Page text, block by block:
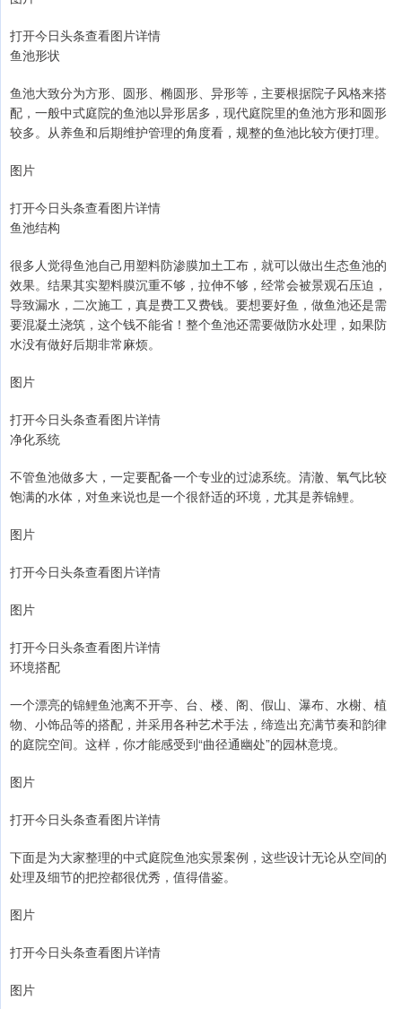
打开今日头条查看图片详情
鱼池形状
鱼池大致分为方形、圆形、椭圆形、异形等，主要根据院子风格来搭
配，一般中式庭院的鱼池以异形居多，现代庭院里的鱼池方形和圆形
较多。从养鱼和后期维护管理的角度看，规整的鱼池比较方便打理。
图片
打开今日头条查看图片详情
鱼池结构
很多人觉得鱼池自己用塑料防渗膜加土工布，就可以做出生态鱼池的
效果。结果其实塑料膜沉重不够，拉伸不够，经常会被景观石压迫，
导致漏水，二次施工，真是费工又费钱。要想要好鱼，做鱼池还是需
要混凝土浇筑，这个钱不能省！整个鱼池还需要做防水处理，如果防
水没有做好后期非常麻烦。
图片
打开今日头条查看图片详情
净化系统
不管鱼池做多大，一定要配备一个专业的过滤系统。清澈、氧气比较
饱满的水体，对鱼来说也是一个很舒适的环境，尤其是养锦鲤。
图片
打开今日头条查看图片详情
图片
打开今日头条查看图片详情
环境搭配
一个漂亮的锦鲤鱼池离不开亭、台、楼、阁、假山、瀑布、水榭、植
物、小饰品等的搭配，并采用各种艺术手法，缔造出充满节奏和韵律
的庭院空间。这样，你才能感受到“曲径通幽处”的园林意境。
图片
打开今日头条查看图片详情
下面是为大家整理的中式庭院鱼池实景案例，这些设计无论从空间的
处理及细节的把控都很优秀，值得借鉴。
图片
打开今日头条查看图片详情
图片